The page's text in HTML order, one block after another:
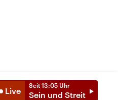
Live
Seit 13:05 Uhr
Sein und Streit